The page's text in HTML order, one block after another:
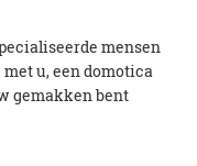
mensen
u, een domotica
gemakken bent